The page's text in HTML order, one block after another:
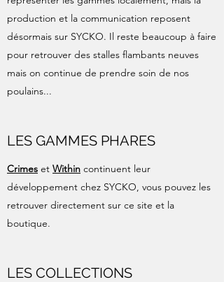
production et la communication reposent
désormais sur SYCKO. Il reste beaucoup à faire
pour retrouver des stalles flambants neuves
mais on continue de prendre soin de nos
poulains...
LES GAMMES PHARES
Crimes et Within continuent leur
développement chez SYCKO, vous pouvez les
retrouver directement sur ce site et la
boutique.
LES COLLECTIONS